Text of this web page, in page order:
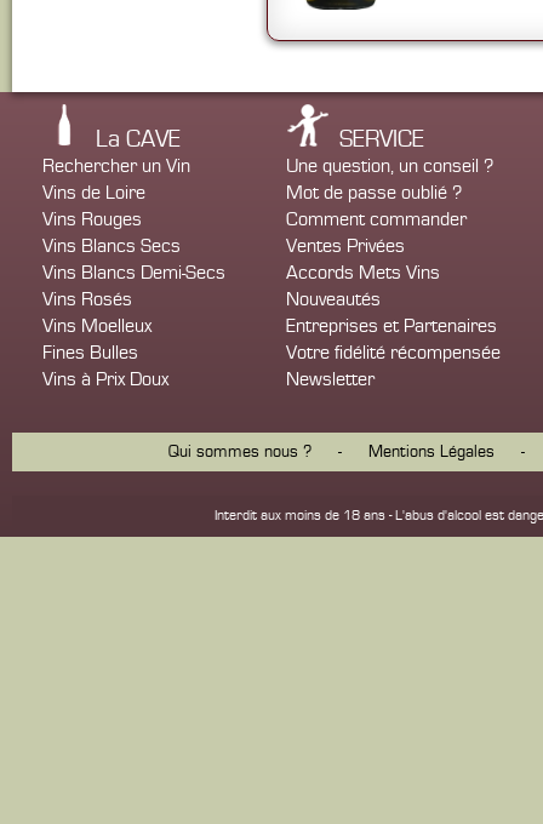
La CAVE
Rechercher un Vin
Vins de Loire
Vins Rouges
Vins Blancs Secs
Vins Blancs Demi-Secs
Vins Rosés
Vins Moelleux
Fines Bulles
Vins à Prix Doux
SERVICE
Une question, un conseil ?
Mot de passe oublié ?
Comment commander
Ventes Privées
Accords Mets Vins
Nouveautés
Entreprises et Partenaires
Votre fidélité récompensée
Newsletter
Qui sommes nous ? - Mentions Légales -
Interdit aux moins de 18 ans - L'abus d'alcool est